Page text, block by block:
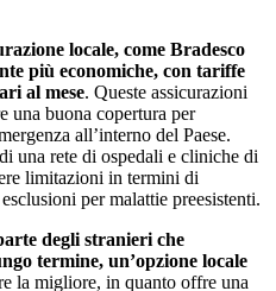
locale, come Bradesco
più economiche, con tariffe
al mese. Queste assicurazioni
una buona copertura per
all’interno del Paese.
una rete di ospedali e cliniche di
limitazioni in termini di
per malattie preesistenti.
degli stranieri che
termine, un’opzione locale
la migliore, in quanto offre una